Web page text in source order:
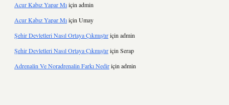
Acur Kabız Yapar Mıiçin admin
Acur Kabız Yapar Mıiçin Umay
Şehir Devletleri Nasıl Ortaya Çıkmıştıriçin admin
Şehir Devletleri Nasıl Ortaya Çıkmıştıriçin Serap
Adrenalin Ve Noradrenalin Farkı Nediriçin admin